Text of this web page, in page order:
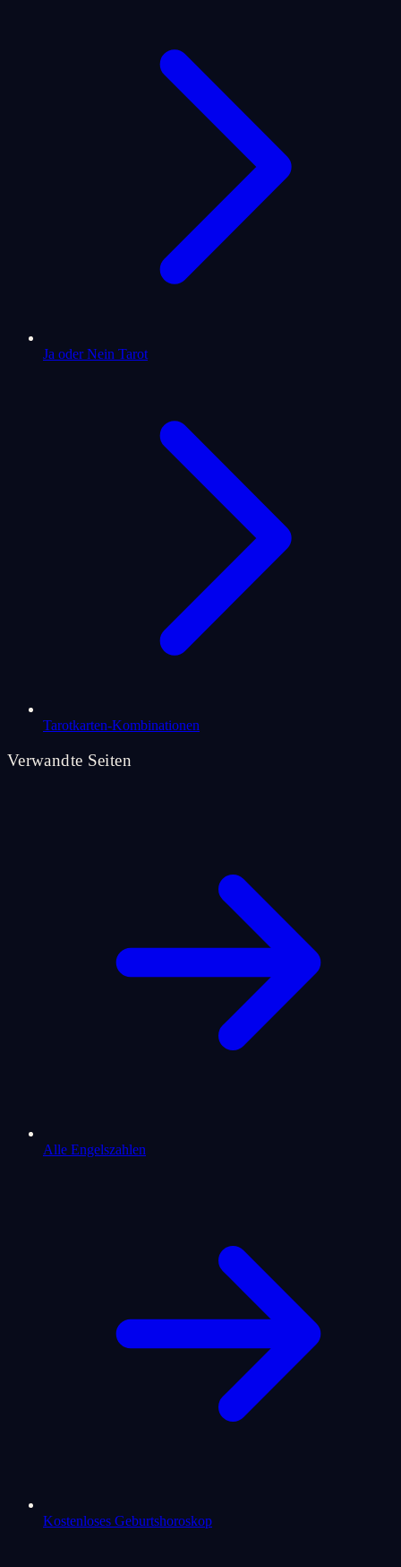
Ja oder Nein Tarot
Tarotkarten-Kombinationen
Verwandte Seiten
Alle Engelszahlen
Kostenloses Geburtshoroskop